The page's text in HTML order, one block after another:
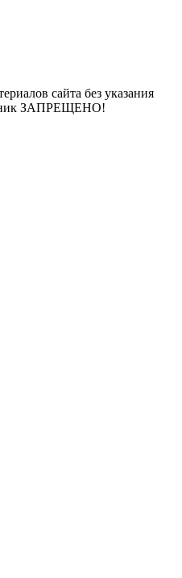
сайта без указания
ЗАПРЕЩЕНО!